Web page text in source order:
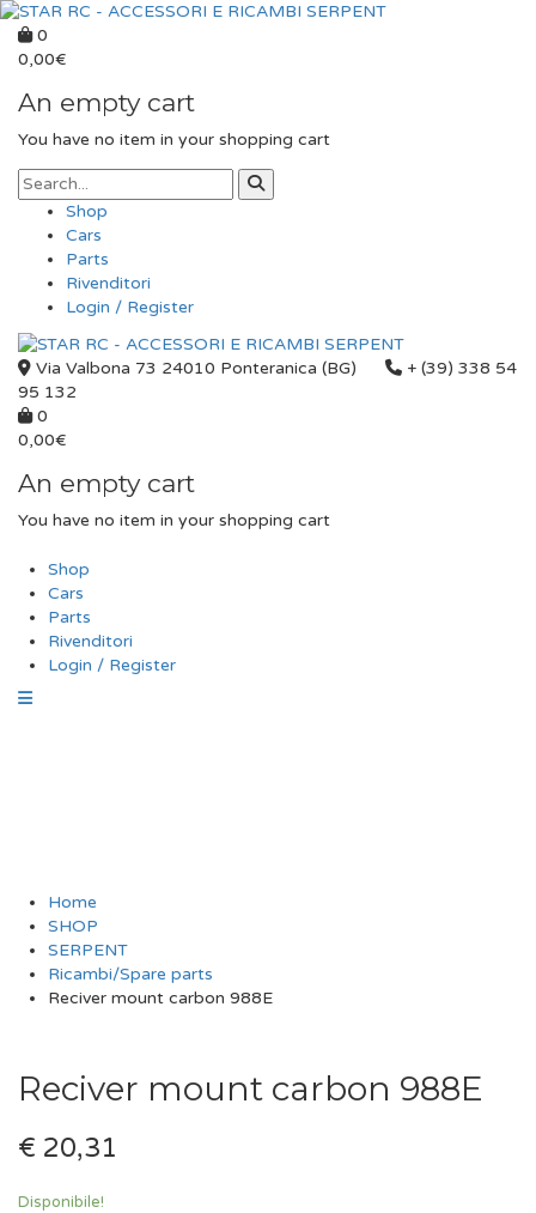
0
0,00€
An empty cart
You have no item in your shopping cart
Shop
Cars
Parts
Rivenditori
Login / Register
Via Valbona 73 24010 Ponteranica (BG)
+ (39) 338 54
95 132
0
0,00€
An empty cart
You have no item in your shopping cart
Shop
Cars
Parts
Rivenditori
Login / Register
Home
SHOP
SERPENT
Ricambi/Spare parts
Reciver mount carbon 988E
Reciver mount carbon 988E
€ 20,31
Disponibile!